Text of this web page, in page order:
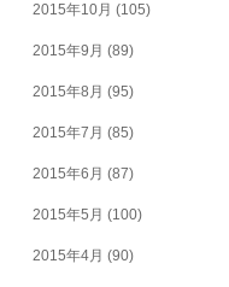
2015年10月 (105)
2015年9月 (89)
2015年8月 (95)
2015年7月 (85)
2015年6月 (87)
2015年5月 (100)
2015年4月 (90)